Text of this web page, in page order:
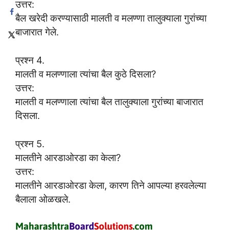
उत्तर:
बैल खरेदी करण्यासाठी मालती व मलण्णा तालुक्याला गुरांच्या
बाजारात गेले.
प्रश्न 4.
मालती व मलण्णाला त्यांचा बैल कुठे दिसला?
उत्तर:
मालती व मलण्णाला त्यांचा बैल तालुक्याला गुरांच्या बाजारात
दिसला.
प्रश्न 5.
मालतीने आरडाओरडा का केला?
उत्तर:
मालतीने आरडाओरडा केला, कारण तिने आपल्या हरवलेल्या
बैलाला ओळखले.